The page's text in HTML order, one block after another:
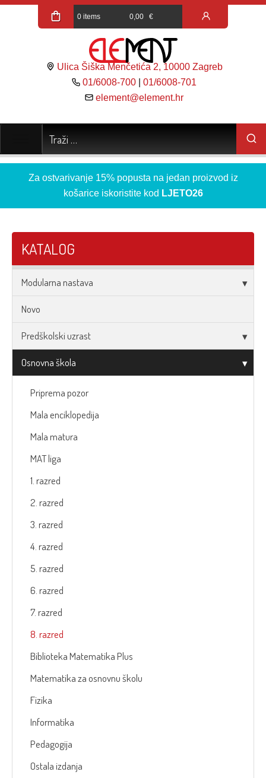
0 items 0,00 €
Ulica Šiška Menčetića 2, 10000 Zagreb
01/6008-700 |01/6008-701
element@element.hr
Za ostvarivanje 15% popusta na jedan proizvod iz
košarice iskoristite kod LJETO26
KATALOG
Modularna nastava
Novo
Predškolski uzrast
Osnovna škola
Priprema pozor
Mala enciklopedija
Mala matura
MAT liga
1. razred
2. razred
3. razred
4. razred
5. razred
6. razred
7. razred
8. razred
Biblioteka Matematika Plus
Matematika za osnovnu školu
Fizika
Informatika
Pedagogija
Ostala izdanja